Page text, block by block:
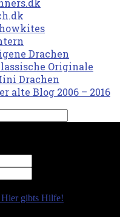
Drachen
Originale
Drachen
alte Blog 2006 – 2016
Hier gibts Hilfe!